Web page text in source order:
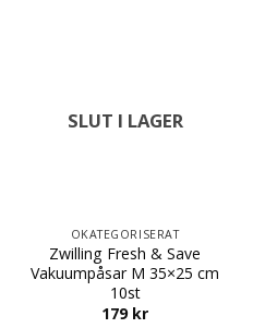
SLUT I LAGER
OKATEGORISERAT
Zwilling Fresh & Save
Vakuumpåsar M 35×25 cm
10st
179 kr